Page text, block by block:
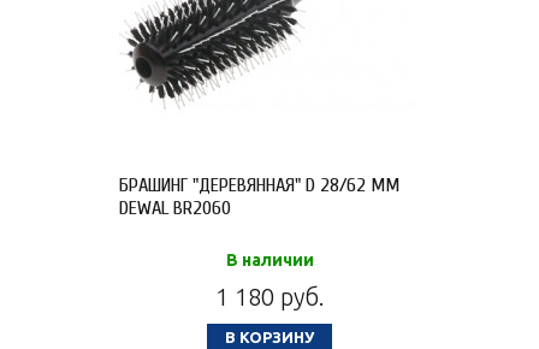
БРАШИНГ "ДЕРЕВЯННАЯ" D 28/62 ММ
DEWAL BR2060
В наличии
1 180 руб.
В КОРЗИНУ